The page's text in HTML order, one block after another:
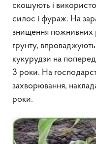
скошують і
силос і фураж. На
знищення пожнивних
грунту,
кукурудзи на
3 роки. На
захворювання,
роки.